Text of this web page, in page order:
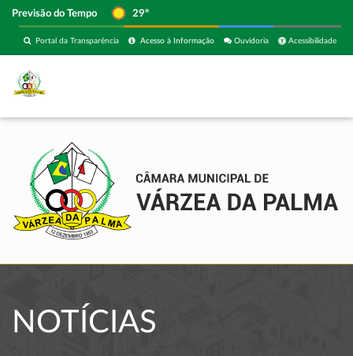
Previsão do Tempo 29º
Acessibilidade
Ouvidoria
Acesso à Informação
Portal da Transparência
NOTÍCIAS